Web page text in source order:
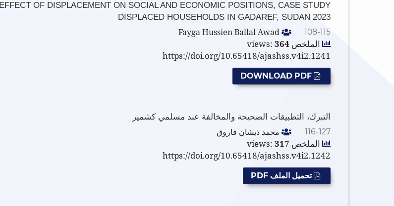
EFFECT OF DISPLACEMENT ON SOCIAL AND ECONOMIC POSITIONS, CASE STUDY
DISPLACED HOUSEHOLDS IN GADAREF, SUDAN 2023
Fayga Hussien Ballal Awad 108-115
الملخص views:364
https://doi.org/10.65418/ajashss.v4i2.1241
DOWNLOAD PDF
التبرك، التطبيقات الصحيحة والمخالفة عند مسلمي كشمير
محمد ذيشان فاروق 116-127
الملخص views: 317
https://doi.org/10.65418/ajashss.v4i2.1242
تحميل الملف PDF